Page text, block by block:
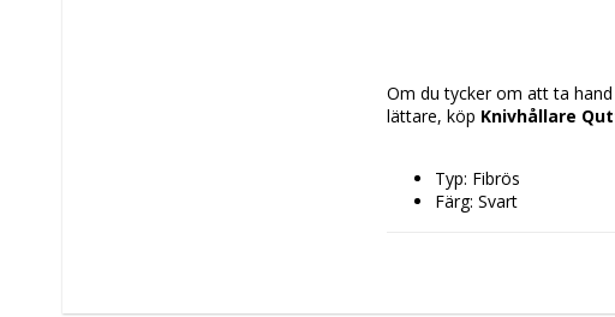
Om du tycker om att ta
lättare, köp Knivhållare
Typ: Fibrös
Färg: Svart